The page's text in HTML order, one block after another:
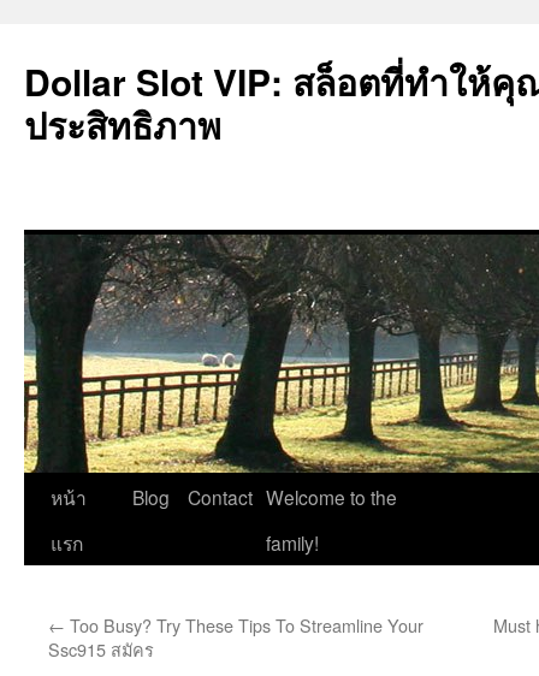
Dollar Slot VIP: สล็อตที่ทำให้คุ
ประสิทธิภาพ
ข้าม
ไป
เนื้อหา
หน้า
แรก
Blog Contact Welcome to the
family!
← Too Busy? Try These Tips To Streamline Your
Ssc915 สมัคร
Must